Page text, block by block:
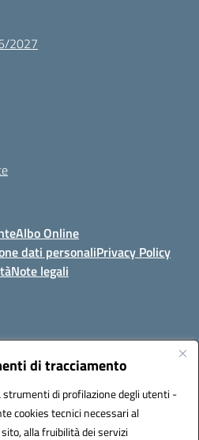
di tracciamento
di profilazione degli utenti -
cookies tecnici necessari al
alla fruibilità dei servizi
2027
Albo Online
dati personaliPrivacy Policy
Note legali
27 90133 - Palermo
pais03600r@pec.istruzione.it